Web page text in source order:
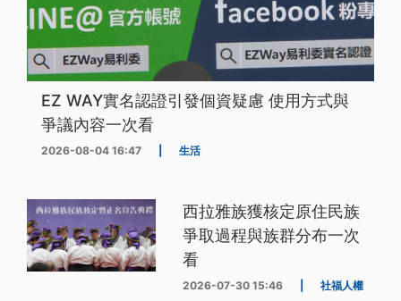
EZ WAY實名認證引發個資疑慮 使用方式與
爭議內容一次看
2026-08-04 16:47 生活
西拉雅族獲核定原住民族
爭取過程與族群分布一次
看
2026-07-30 15:46 社福人權